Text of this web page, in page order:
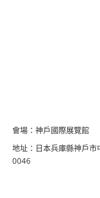
會場：神戶國際展覽館
地址：日本兵庫縣神戶
0046